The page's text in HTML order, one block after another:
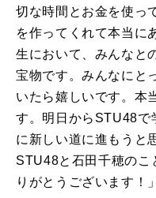
切な時間とお金を使っ
を作ってくれて本当に
生において、みんなと
宝物です。みんなにと
いたら嬉しいです。本
す。明日からSTU48で
に新しい道に進もうと
STU48と石田千穂のこ
りがとうございます！